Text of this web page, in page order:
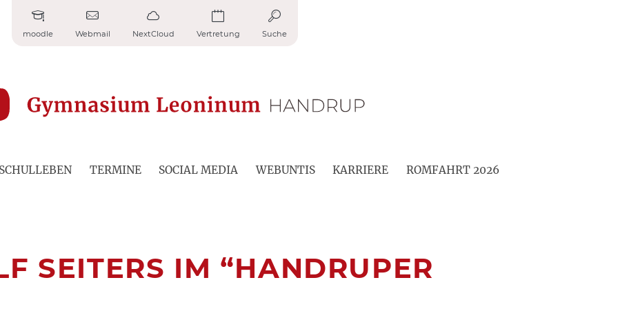
moodle Webmail NextCloud Vertretung Suche
SCHULLEBEN TERMINE SOCIAL MEDIA WEBUNTIS KARRIERE ROMFAHRT 2026
SEITERS IM “HANDRUPER